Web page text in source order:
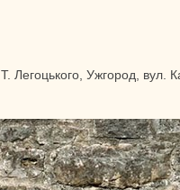
Т. Легоцького, Ужгород,